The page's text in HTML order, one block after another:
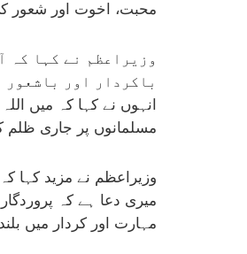
محبت، اخوت اور شعور
وزیراعظم نے کہا کہ
باکردار اور
انہوں نے کہا کہ میں
مسلمانوں پر جاری ظلم
وزیراعظم نے مزید کہا
میری دعا ہے کہ
مہارت اور کردار میں